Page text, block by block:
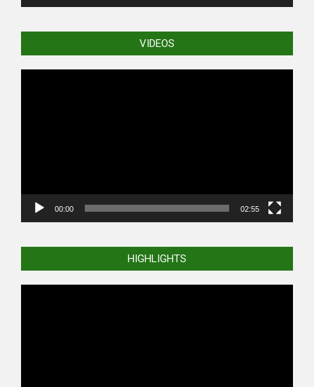
VIDEOS
00:00 02:55
HIGHLIGHTS